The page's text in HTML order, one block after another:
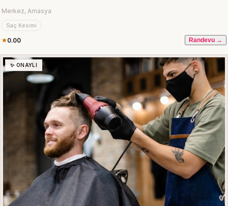
Merkez, Amasya
Saç Kesimi
0.00 Randevu →
✨ ONAYLI